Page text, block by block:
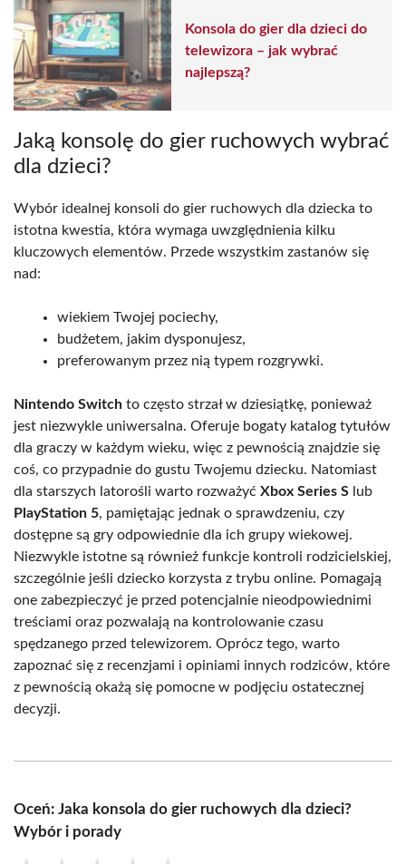
Konsola do gier dla dzieci do
telewizora – jak wybrać
najlepszą?
Jaką konsolę do gier ruchowych wybrać
dla dzieci?
Wybór idealnej konsoli do gier ruchowych dla dziecka to
istotna kwestia, która wymaga uwzględnienia kilku
kluczowych elementów. Przede wszystkim zastanów się
nad:
wiekiem Twojej pociechy,
budżetem, jakim dysponujesz,
preferowanym przez nią typem rozgrywki.
Nintendo Switch to często strzał w dziesiątkę, ponieważ
jest niezwykle uniwersalna. Oferuje bogaty katalog tytułów
dla graczy w każdym wieku, więc z pewnością znajdzie się
coś, co przypadnie do gustu Twojemu dziecku. Natomiast
dla starszych latorośli warto rozważyć Xbox Series S lub
PlayStation 5, pamiętając jednak o sprawdzeniu, czy
dostępne są gry odpowiednie dla ich grupy wiekowej.
Niezwykle istotne są również funkcje kontroli rodzicielskiej,
szczególnie jeśli dziecko korzysta z trybu online. Pomagają
one zabezpieczyć je przed potencjalnie nieodpowiednimi
treściami oraz pozwalają na kontrolowanie czasu
spędzanego przed telewizorem. Oprócz tego, warto
zapoznać się z recenzjami i opiniami innych rodziców, które
z pewnością okażą się pomocne w podjęciu ostatecznej
decyzji.
Oceń: Jaka konsola do gier ruchowych dla dzieci?
Wybór i porady